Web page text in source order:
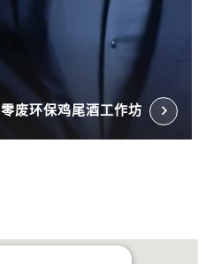
零废环保鸡尾酒工作坊